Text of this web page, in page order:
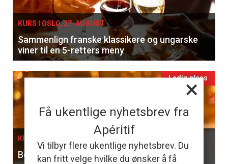
×
Få ukentlige nyhetsbrev fra
Apéritif
Vi tilbyr flere ukentlige nyhetsbrev. Du
kan fritt velge hvilke du ønsker å få
KURS I OSLO, 27. AUGUST
Sammenlign franske klassikere og ungarske
viner til en 5-retters meny
Ledig plass
KURS I OSLO, 05. SEPTEMBER
Bobler & Brunsj